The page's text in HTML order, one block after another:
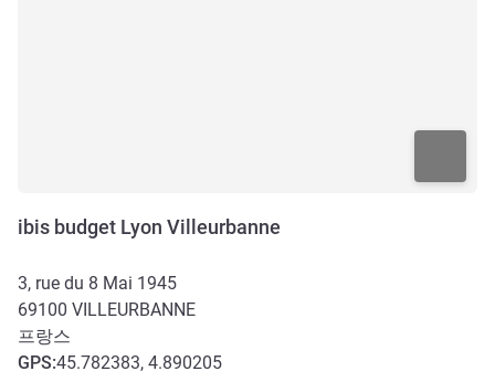
ibis budget Lyon Villeurbanne
3, rue du 8 Mai 1945
69100 VILLEURBANNE
프랑스
GPS:45.782383, 4.890205